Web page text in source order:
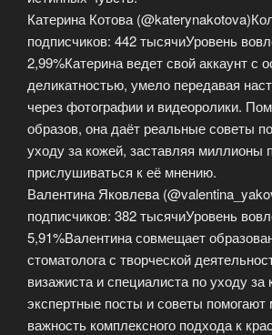
Катерина Котова
подписчиков: 442 тысячиУровень
2,99%Катерина ведет свой аккаунт с
деликатностью, умело передавая
через фотографии и видеоролики.
образов, она даёт реальные советы
уходу за кожей, заставляя миллионы
прислушиваться к её мнению.
Валентина Яковлева
подписчиков: 382 тысячиУровень
5,91%Валентина совмещает
стоматолога с творческой
визажиста и специалиста по уходу за
экспертные посты и советы помогают
важность комплексного подхода к